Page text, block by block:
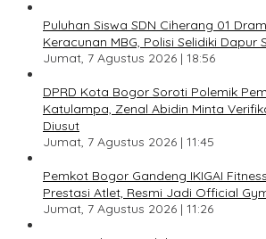
Puluhan Siswa SDN Ciherang 01
Keracunan MBG, Polisi Selidiki Dapur
Jumat, 7 Agustus 2026 | 18:56
DPRD Kota Bogor Soroti Polemik
Katulampa, Zenal Abidin Minta
Diusut
Jumat, 7 Agustus 2026 | 11:45
Pemkot Bogor Gandeng IKIGAI
Prestasi Atlet, Resmi Jadi Official
Jumat, 7 Agustus 2026 | 11:26